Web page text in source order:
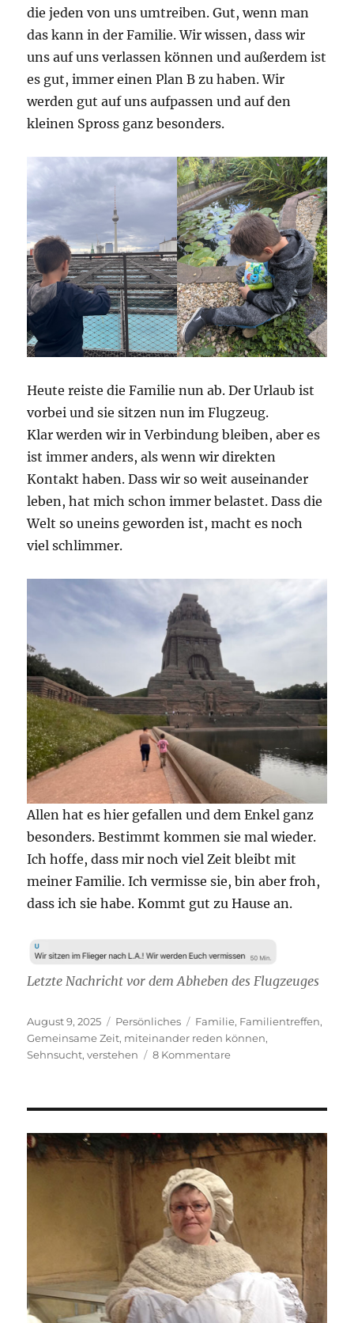
die jeden von uns umtreiben. Gut, wenn man
das kann in der Familie. Wir wissen, dass wir
uns auf uns verlassen können und außerdem ist
es gut, immer einen Plan B zu haben. Wir
werden gut auf uns aufpassen und auf den
kleinen Spross ganz besonders.
Heute reiste die Familie nun ab. Der Urlaub ist
vorbei und sie sitzen nun im Flugzeug.
Klar werden wir in Verbindung bleiben, aber es
ist immer anders, als wenn wir direkten
Kontakt haben. Dass wir so weit auseinander
leben, hat mich schon immer belastet. Dass die
Welt so uneins geworden ist, macht es noch
viel schlimmer.
Allen hat es hier gefallen und dem Enkel ganz
besonders. Bestimmt kommen sie mal wieder.
Ich hoffe, dass mir noch viel Zeit bleibt mit
meiner Familie. Ich vermisse sie, bin aber froh,
dass ich sie habe. Kommt gut zu Hause an.
Letzte Nachricht vor dem Abheben des Flugzeuges
Veröffentlicht
am
August 9, 2025 Kategorien
Persönliches Schlagwörter
Familie, Familientreffen,
Gemeinsame Zeit, miteinander reden können,
Sehnsucht,verstehen 8 Kommentarezu